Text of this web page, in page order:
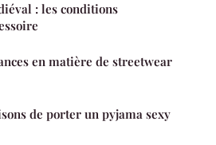
: les conditions
en matière de streetwear
de porter un pyjama sexy